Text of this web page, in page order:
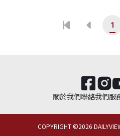
1
關於我們聯絡我們服
COPYRIGHT ©2026